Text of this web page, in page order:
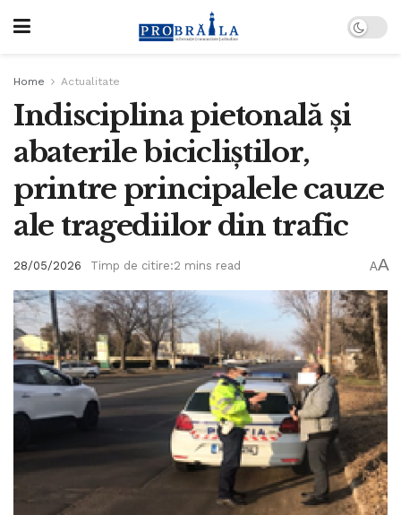
Home Actualitate
Indisciplina pietonală și
abaterile bicicliștilor,
printre principalele cauze
ale tragediilor din trafic
28/05/2026 Timp de citire:2 mins read AA